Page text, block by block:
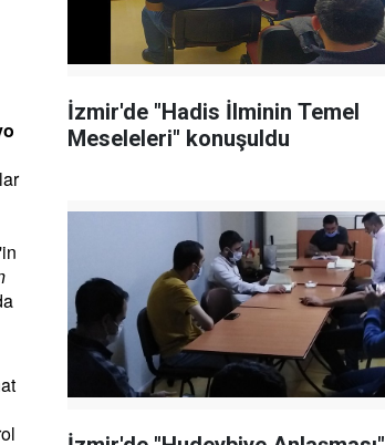
İzmir'de "Hadis İlminin Temel
Meseleleri" konuşuldu